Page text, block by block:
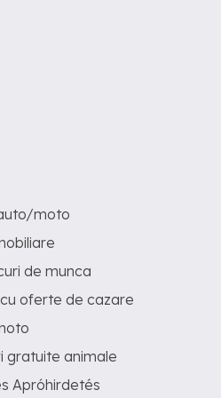
moto
de munca
oferte de cazare
gratuite animale
Apróhirdetés